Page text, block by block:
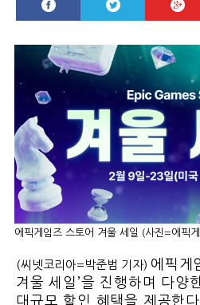
에픽게임즈 스토어 겨울 세일 (사진=에픽
(씨넷코리아=박준범 기자) 에픽게
겨울 세일’을 진행하며 다양
대규모 할인 혜택을 제공한